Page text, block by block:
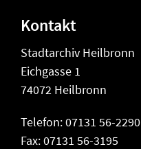
Kontakt
Stadtarchiv Heilbronn
Eichgasse 1
74072 Heilbronn
Telefon: 07131 56-2290
Fax: 07131 56-3195